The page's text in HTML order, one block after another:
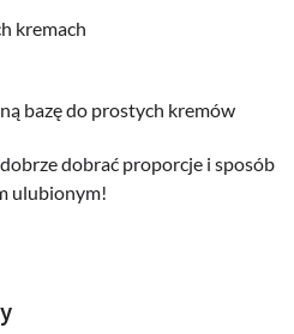
kremach
bazę do prostych kremów
dobrać proporcje i sposób
ulubionym!